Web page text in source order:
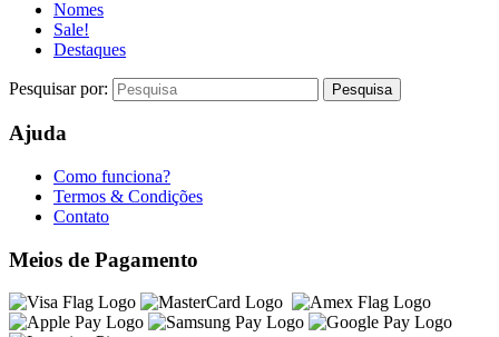
Nomes
Sale!
Destaques
Pesquisar por:
Ajuda
Como funciona?
Termos & Condições
Contato
Meios de Pagamento